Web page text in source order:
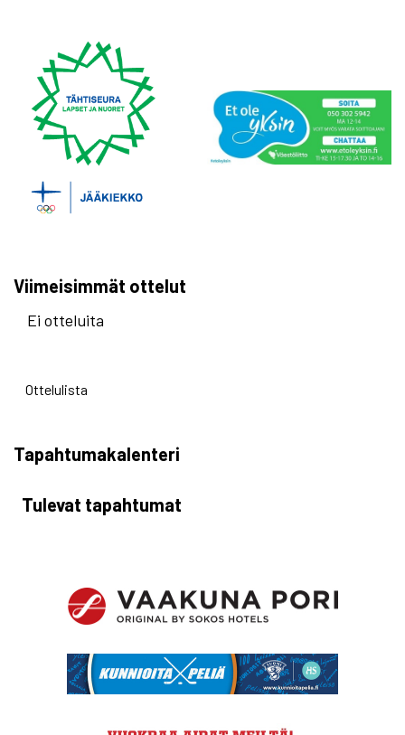
Viimeisimmät ottelut
Ei otteluita
Ottelulista
Tapahtumakalenteri
Tulevat tapahtumat